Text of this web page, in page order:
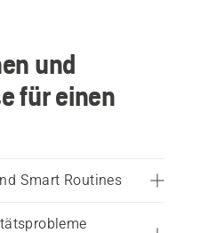
und
für einen
Smart Routines